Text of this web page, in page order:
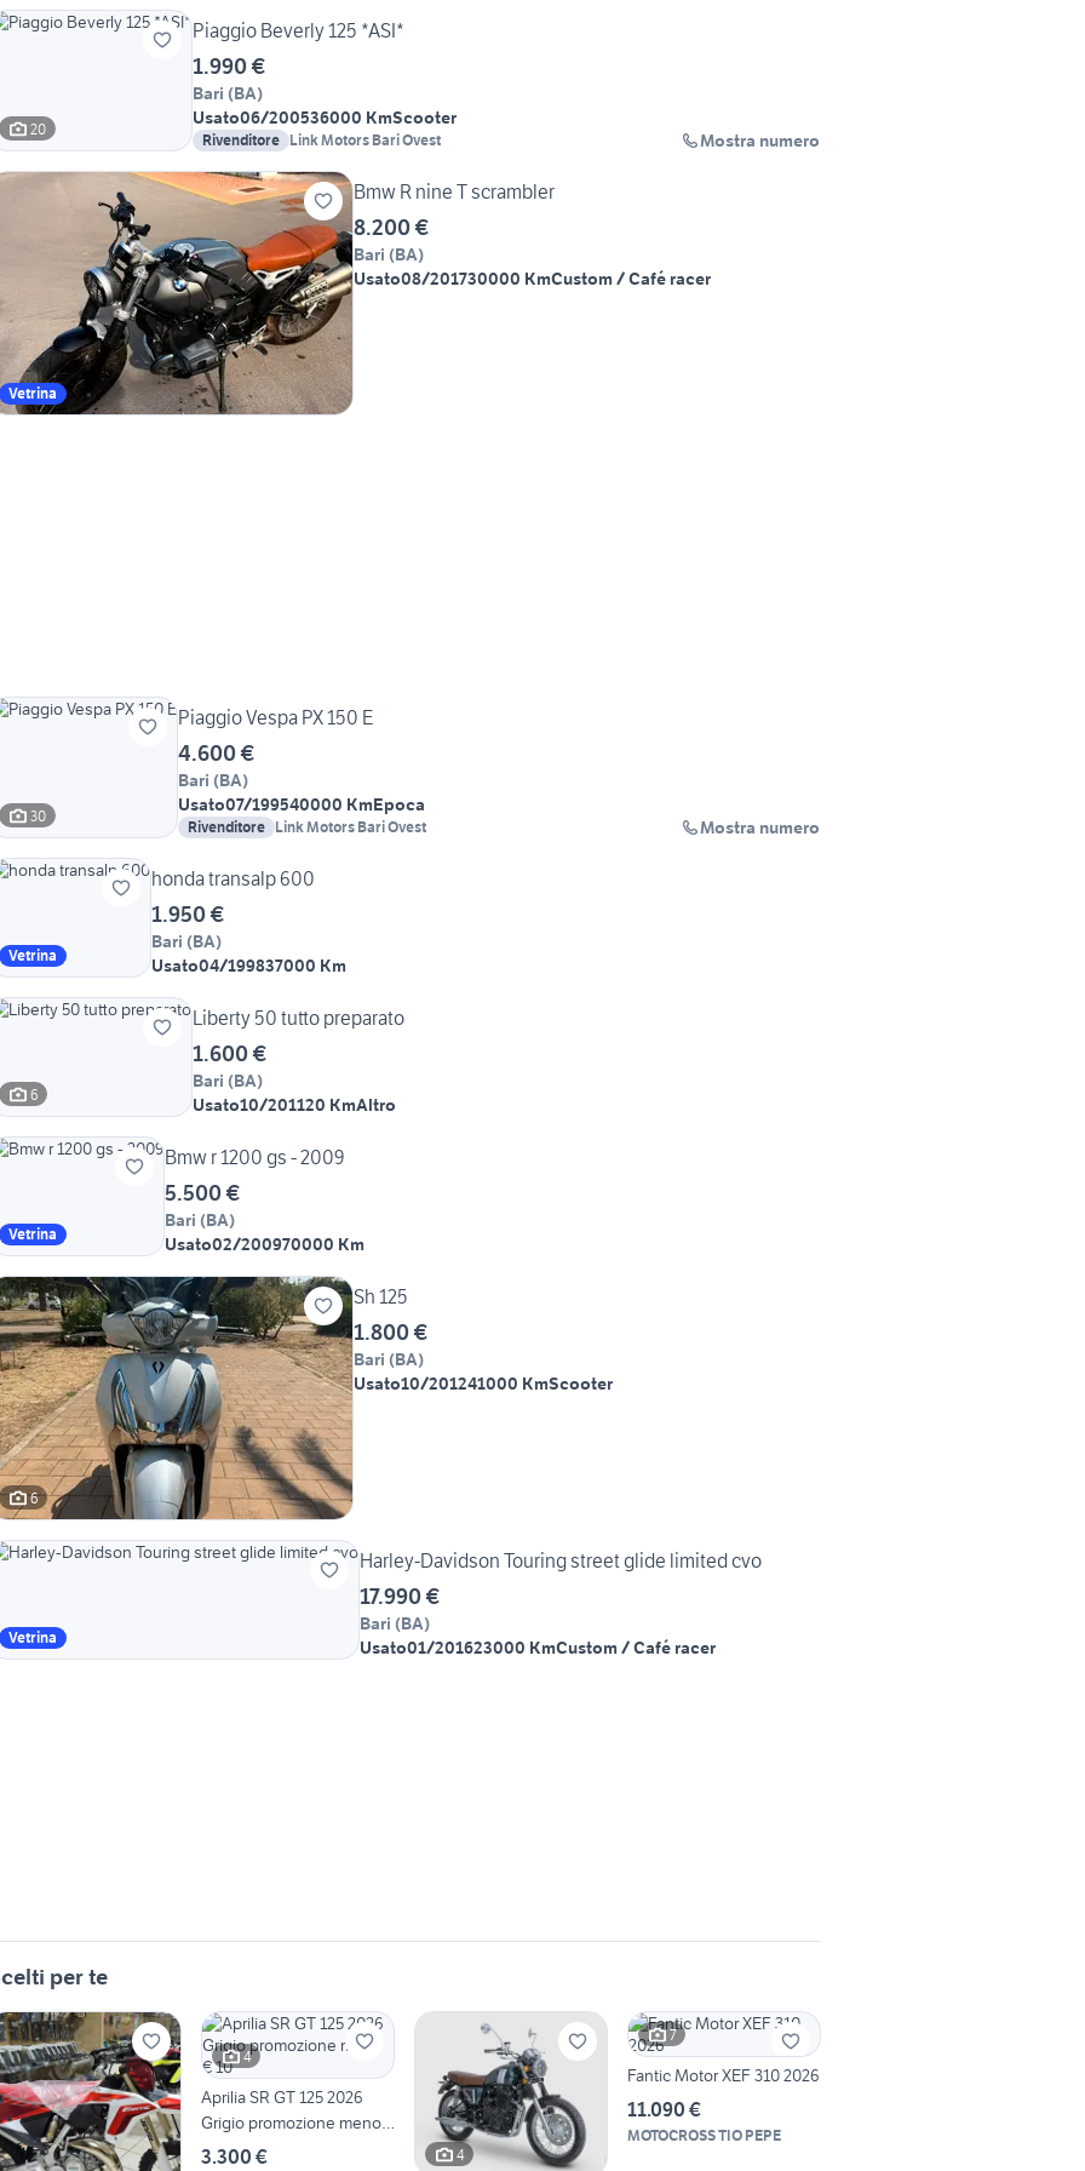
20
Piaggio Beverly 125 *ASI*
1.990 €
Bari (BA)
Usato06/200536000 KmScooter
Rivenditore Link Motors Bari Ovest Mostra numero
Vetrina
Bmw R nine T scrambler
8.200 €
Bari (BA)
Usato08/201730000 KmCustom / Café racer
30
Piaggio Vespa PX 150 E
4.600 €
Bari (BA)
Usato07/199540000 KmEpoca
Rivenditore Link Motors Bari Ovest Mostra numero
Vetrina
honda transalp 600
1.950 €
Bari (BA)
Usato04/199837000 Km
6
Liberty 50 tutto preparato
1.600 €
Bari (BA)
Usato10/201120 KmAltro
Vetrina
Bmw r 1200 gs - 2009
5.500 €
Bari (BA)
Usato02/200970000 Km
6
Sh 125
1.800 €
Bari (BA)
Usato10/201241000 KmScooter
Vetrina
Harley-Davidson Touring street glide limited cvo
17.990 €
Bari (BA)
Usato01/201623000 KmCustom / Café racer
per te
4
Aprilia SR GT 125 2026
Grigio promozione meno €
10
3.300 € 4
7
Fantic Motor XEF 310 2026
11.090 €
MOTOCROSS TIO PEPE